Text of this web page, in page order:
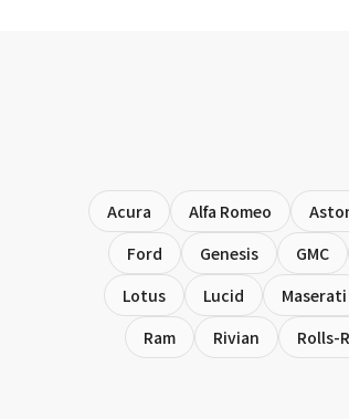
Acura Alfa Romeo
Ford
Genesis GMC
Lotus
Lucid Maserati
Ram
Rivian Rolls-